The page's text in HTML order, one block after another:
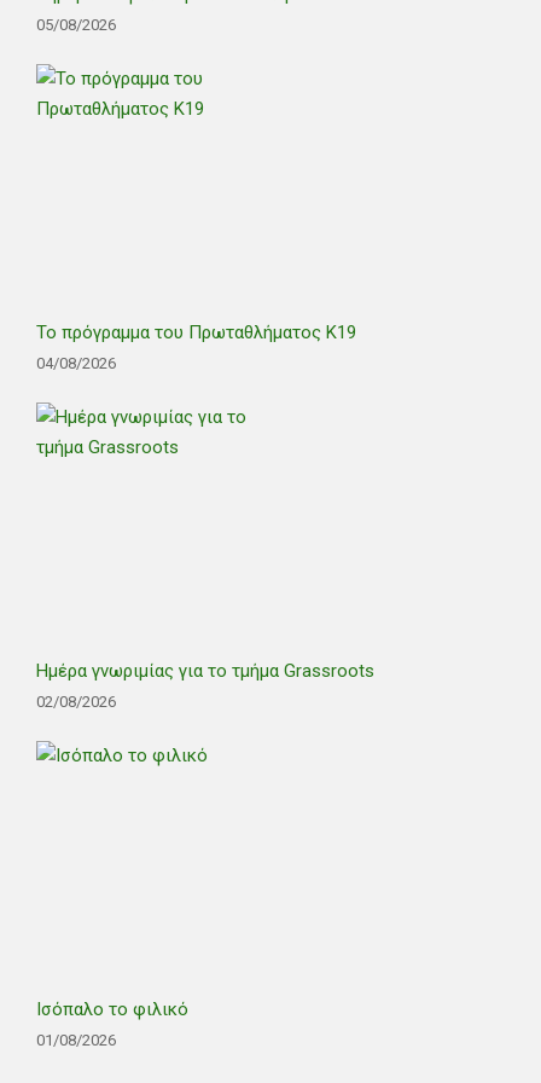
05/08/2026
Το πρόγραμμα του Πρωταθλήματος Κ19
04/08/2026
Ημέρα γνωριμίας για το τμήμα Grassroots
02/08/2026
Ισόπαλο το φιλικό
01/08/2026